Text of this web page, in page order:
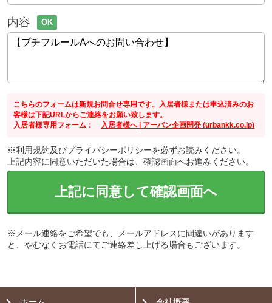
内容 OK
こちらのフォームは新規お問合せ専用です。入居者様または申込済みのお
客様は下記URLからご連絡をお願い致します。
入居者様専用フォーム： 入居者様へ | アーバン企画開発 (urbankk.co.jp)
※利用規約及びプライバシーポリシーを必ずお読みください。
上記内容に同意いただいた場合は、確認画面へお進みください。
上記に同意して確認画面へ
※メール連絡をご希望でも、メールアドレスに間違いがあります
と、やむなくお電話にてご連絡差し上げる場合もございます。